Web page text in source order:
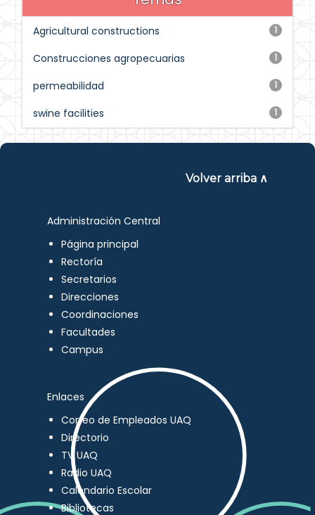
1
Agricultural constructions
1
Construcciones agropecuarias
1
permeabilidad
1
swine facilities
Volver arriba ∧
Administración Central
Página principal
Rectoría
Secretarios
Direcciones
Coordinaciones
Facultades
Campus
Enlaces
Correo de Empleados UAQ
Directorio
TV UAQ
Radio UAQ
Calendario Escolar
Bibliotecas